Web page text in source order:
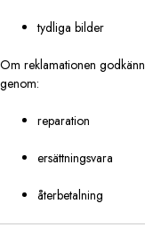
tydliga bilder
Om reklamationen
genom:
reparation
ersättningsvara
återbetalning